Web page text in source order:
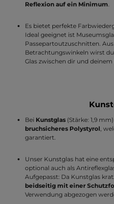
Reflexion auf ein Minimum.
Es bietet perfekte
Ideal geeignet ist
Passepartoutzuschnitten.
Betrachtungswinkeln wirst
Glas zwischen dir und deinem
Bei Kunstglas (Stärke: 1,9
bruchsicheres Polystyrol,
garantiert.
Unser Kunstglas hat eine
optional auch als
Aufgepasst: Da Kunstglas
beidseitig mit einer
Verwendung abgezogen